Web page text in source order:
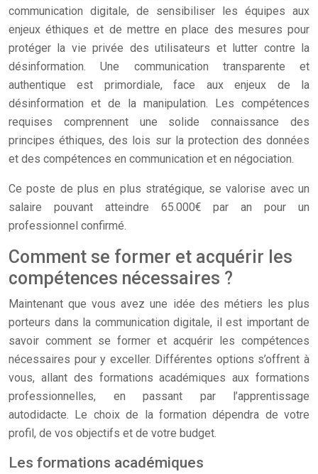
communication digitale, de sensibiliser les équipes aux
enjeux éthiques et de mettre en place des mesures pour
protéger la vie privée des utilisateurs et lutter contre la
désinformation. Une communication transparente et
authentique est primordiale, face aux enjeux de la
désinformation et de la manipulation. Les compétences
requises comprennent une solide connaissance des
principes éthiques, des lois sur la protection des données
et des compétences en communication et en négociation.
Ce poste de plus en plus stratégique, se valorise avec un
salaire pouvant atteindre 65.000€ par an pour un
professionnel confirmé.
Comment se former et acquérir les
compétences nécessaires ?
Maintenant que vous avez une idée des métiers les plus
porteurs dans la communication digitale, il est important de
savoir comment se former et acquérir les compétences
nécessaires pour y exceller. Différentes options s’offrent à
vous, allant des formations académiques aux formations
professionnelles, en passant par l’apprentissage
autodidacte. Le choix de la formation dépendra de votre
profil, de vos objectifs et de votre budget.
Les formations académiques